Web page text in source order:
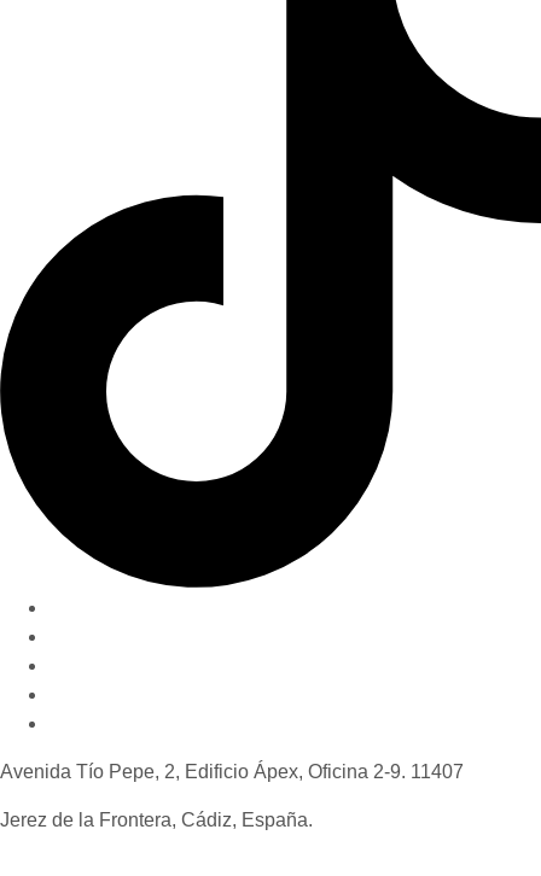
Avenida Tío Pepe, 2, Edificio Ápex, Oficina 2-9. 11407
Jerez de la Frontera, Cádiz, España.